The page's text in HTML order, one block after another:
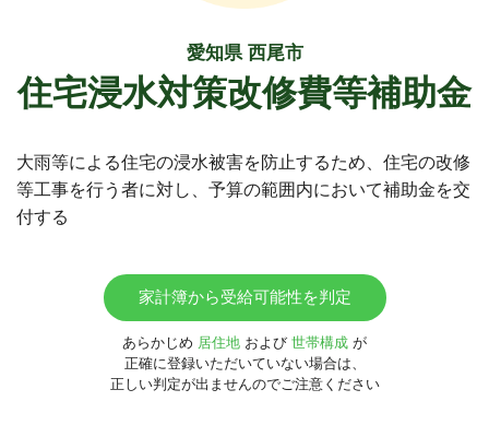
愛知県 西尾市
住宅浸水対策改修費等補助金
大雨等による住宅の浸水被害を防止するため、住宅の改修
等工事を行う者に対し、予算の範囲内において補助金を交
付する
家計簿から受給可能性を判定
あらかじめ 居住地 および 世帯構成 が
正確に登録いただいていない場合は、
正しい判定が出ませんのでご注意ください